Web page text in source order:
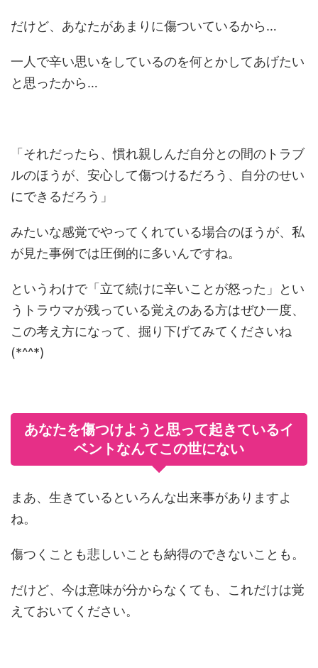
だけど、あなたがあまりに傷ついているから…
一人で辛い思いをしているのを何とかしてあげたい
と思ったから…
「それだったら、慣れ親しんだ自分との間のトラブ
ルのほうが、安心して傷つけるだろう、自分のせい
にできるだろう」
みたいな感覚でやってくれている場合のほうが、私
が見た事例では圧倒的に多いんですね。
というわけで「立て続けに辛いことが怒った」とい
うトラウマが残っている覚えのある方はぜひ一度、
この考え方になって、掘り下げてみてくださいね
(*^^*)
あなたを傷つけようと思って起きているイ
ベントなんてこの世にない
まあ、生きているといろんな出来事がありますよ
ね。
傷つくことも悲しいことも納得のできないことも。
だけど、今は意味が分からなくても、これだけは覚
えておいてください。